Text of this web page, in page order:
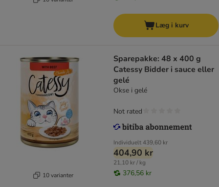
Læg i kurv
10 varianter
Sparepakke: 48 x 400 g
Catessy Bidder i sauce eller
gelé
Okse i gelé
Individuelt439,60 kr
404,90 kr
21,10 kr / kg
376,56 kr
Not rated